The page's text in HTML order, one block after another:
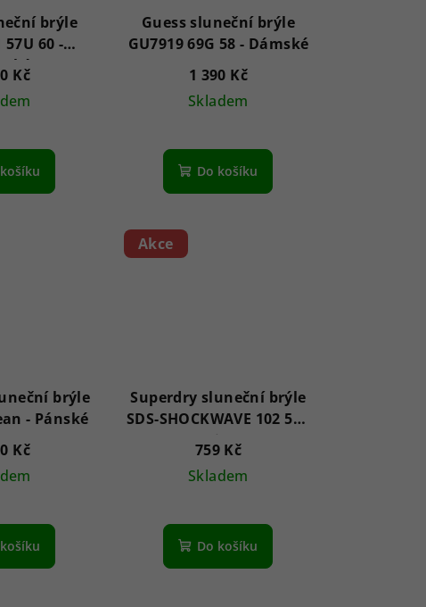
brýle
60 -
Kč
Guess sluneční brýle
GU7919 69G 58 - Dámské
1 390 Kč
Skladem
Do košíku
brýle
SS597001 Kean - Pánské
Kč
Akce
Superdry sluneční brýle
SDS-SHOCKWAVE 102 55 -
Unisex
759 Kč
Skladem
Do košíku